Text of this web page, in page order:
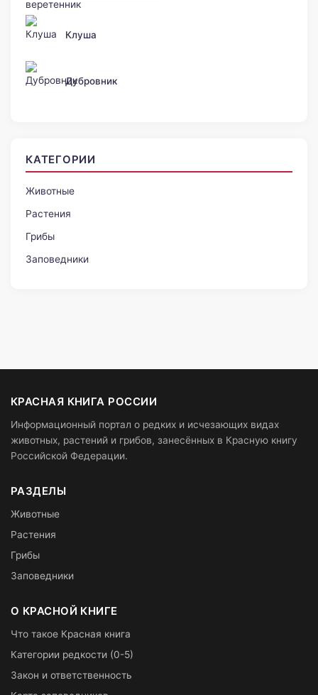
Клуша
Дубровник
КАТЕГОРИИ
Животные
Растения
Грибы
Заповедники
КРАСНАЯ КНИГА РОССИИ
Информационный портал о редких и исчезающих видах
животных, растений и грибов, занесённых в Красную книгу
Российской Федерации.
РАЗДЕЛЫ
Животные
Растения
Грибы
Заповедники
О КРАСНОЙ КНИГЕ
Что такое Красная книга
Категории редкости (0-5)
Закон и ответственность